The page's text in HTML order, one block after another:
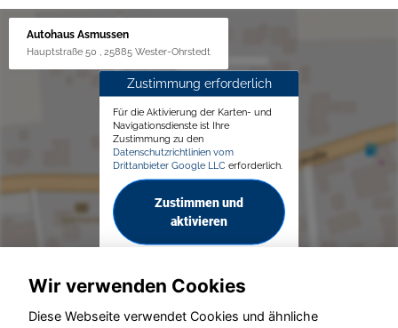
Autohaus Asmussen
Hauptstraße 50 , 25885 Wester-Ohrstedt
Zustimmung erforderlich
Für die Aktivierung der Karten- und
Navigationsdienste ist Ihre
Zustimmung zu den
Datenschutzrichtlinien vom
Drittanbieter Google LLC erforderlich.
Zustimmen und
aktivieren
Wir verwenden Cookies
Diese Webseite verwendet Cookies und ähnliche